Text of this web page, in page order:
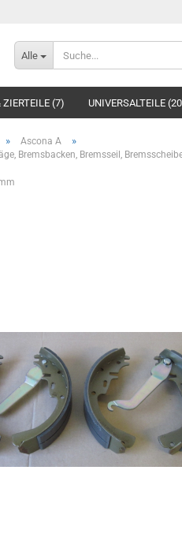
Alle
ZIERTEILE (7) UNIVERSALTEILE
» Ascona A »
Bremsbacken, Bremsseil,